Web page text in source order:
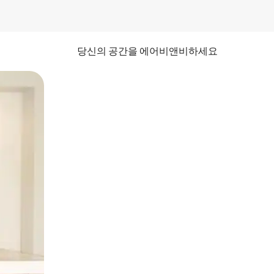
당신의 공간을 에어비앤비하세요